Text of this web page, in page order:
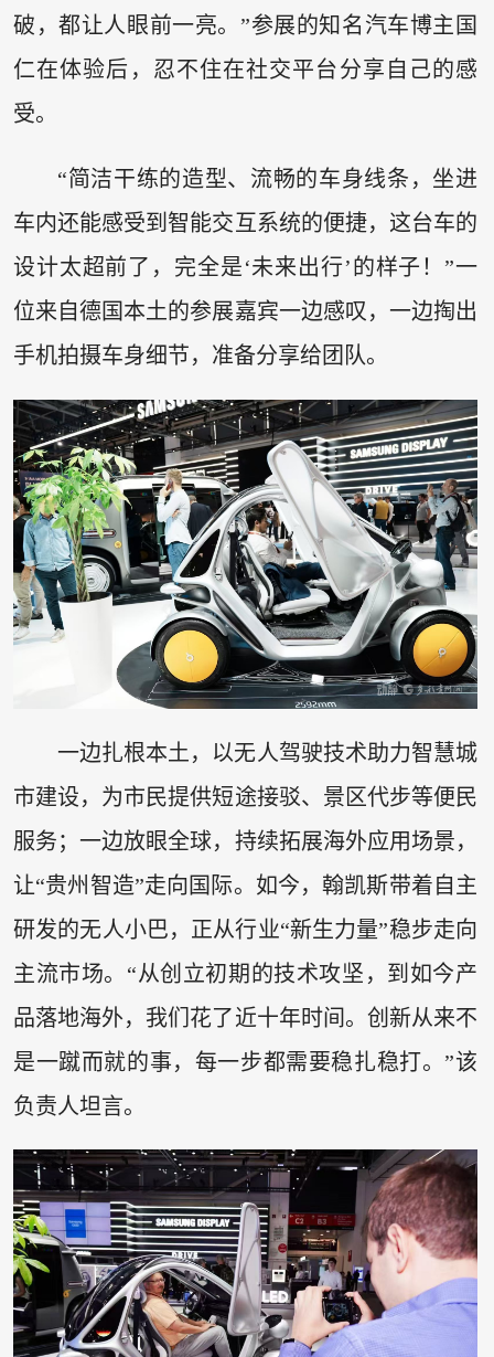
破，都让人眼前一亮。”参展的知名汽车博主国
仁在体验后，忍不住在社交平台分享自己的感
受。
“简洁干练的造型、流畅的车身线条，坐进
车内还能感受到智能交互系统的便捷，这台车的
设计太超前了，完全是‘未来出行’的样子！”一
位来自德国本土的参展嘉宾一边感叹，一边掏出
手机拍摄车身细节，准备分享给团队。
一边扎根本土，以无人驾驶技术助力智慧城
市建设，为市民提供短途接驳、景区代步等便民
服务；一边放眼全球，持续拓展海外应用场景，
让“贵州智造”走向国际。如今，翰凯斯带着自主
研发的无人小巴，正从行业“新生力量”稳步走向
主流市场。“从创立初期的技术攻坚，到如今产
品落地海外，我们花了近十年时间。创新从来不
是一蹴而就的事，每一步都需要稳扎稳打。”该
负责人坦言。